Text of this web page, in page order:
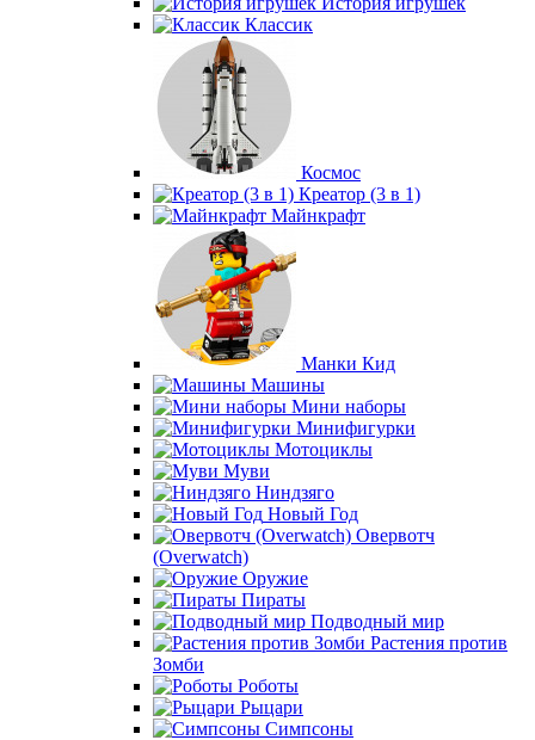
Классик
Космос
Креатор (3 в 1)
Майнкрафт
Манки Кид
Машины
Мини наборы
Минифигурки
Мотоциклы
Муви
Ниндзяго
Новый Год
Овервотч
(Overwatch)
Оружие
Пираты
Подводный мир
Растения против
Зомби
Роботы
Рыцари
Симпсоны